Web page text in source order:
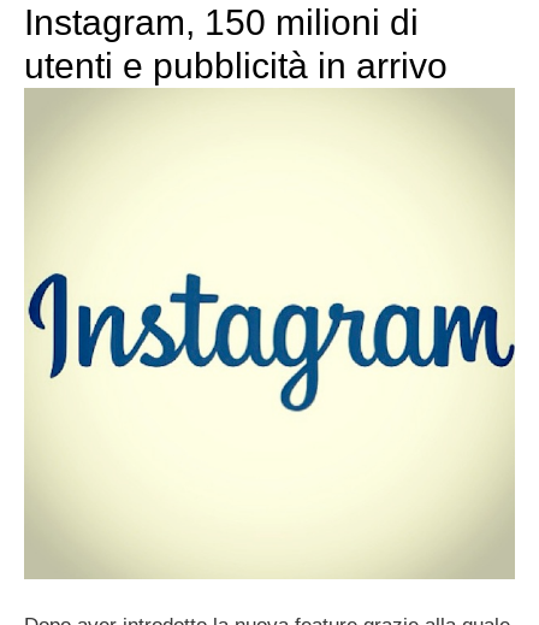
Instagram, 150 milioni di
utenti e pubblicità in arrivo